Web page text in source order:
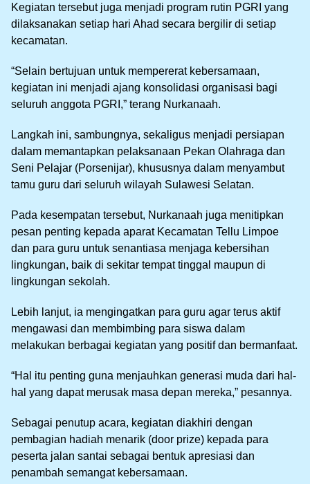
Kegiatan tersebut juga menjadi program rutin PGRI yang
dilaksanakan setiap hari Ahad secara bergilir di setiap
kecamatan.
“Selain bertujuan untuk mempererat kebersamaan,
kegiatan ini menjadi ajang konsolidasi organisasi bagi
seluruh anggota PGRI,” terang Nurkanaah.
Langkah ini, sambungnya, sekaligus menjadi persiapan
dalam memantapkan pelaksanaan Pekan Olahraga dan
Seni Pelajar (Porsenijar), khususnya dalam menyambut
tamu guru dari seluruh wilayah Sulawesi Selatan.
Pada kesempatan tersebut, Nurkanaah juga menitipkan
pesan penting kepada aparat Kecamatan Tellu Limpoe
dan para guru untuk senantiasa menjaga kebersihan
lingkungan, baik di sekitar tempat tinggal maupun di
lingkungan sekolah.
Lebih lanjut, ia mengingatkan para guru agar terus aktif
mengawasi dan membimbing para siswa dalam
melakukan berbagai kegiatan yang positif dan bermanfaat.
“Hal itu penting guna menjauhkan generasi muda dari hal-
hal yang dapat merusak masa depan mereka,” pesannya.
Sebagai penutup acara, kegiatan diakhiri dengan
pembagian hadiah menarik (door prize) kepada para
peserta jalan santai sebagai bentuk apresiasi dan
penambah semangat kebersamaan.